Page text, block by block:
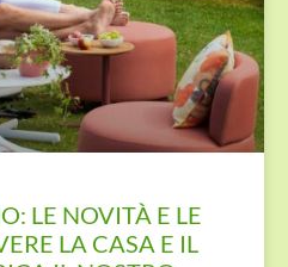
LE NOVITÀ E LE
LA CASA E IL